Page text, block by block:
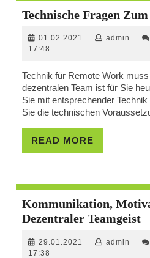
Technische Fragen
01.02.2021 01.02.2021
admin
17:48
Technik für Remote Work
dezentralen Team ist für Sie
Sie mit entsprechender
Sie die technischen
READ MORE
MORE
Kommunikation,
Dezentraler Teamgeist
29.01.2021 29.01.2021
admin
17:38